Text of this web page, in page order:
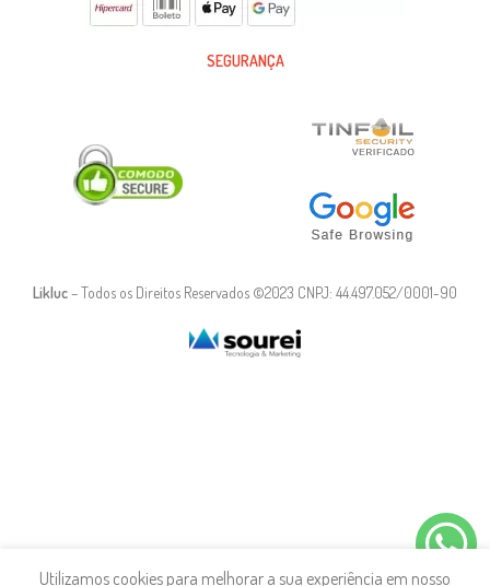
SEGURANÇA
Likluc– Todos os Direitos Reservados ©2023 CNPJ: 44.497.052/0001-90
Utilizamos cookies para melhorar a sua experiência em nosso